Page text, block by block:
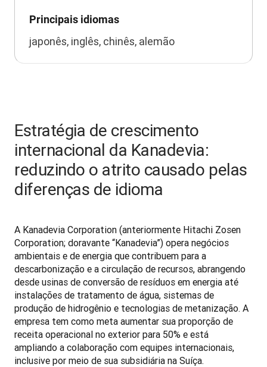
Principais idiomas
japonês, inglês, chinês, alemão
Estratégia de crescimento
internacional da Kanadevia:
reduzindo o atrito causado pelas
diferenças de idioma
A Kanadevia Corporation (anteriormente Hitachi Zosen
Corporation; doravante “Kanadevia”) opera negócios
ambientais e de energia que contribuem para a
descarbonização e a circulação de recursos, abrangendo
desde usinas de conversão de resíduos em energia até
instalações de tratamento de água, sistemas de
produção de hidrogênio e tecnologias de metanização. A
empresa tem como meta aumentar sua proporção de
receita operacional no exterior para 50% e está
ampliando a colaboração com equipes internacionais,
inclusive por meio de sua subsidiária na Suíça.